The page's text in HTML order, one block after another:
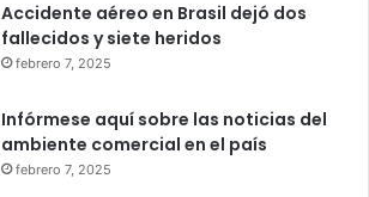
Accidente aéreo en Brasil dejó dos
fallecidos y siete heridos
febrero 7, 2025
Infórmese aquí sobre las noticias del
ambiente comercial en el país
febrero 7, 2025